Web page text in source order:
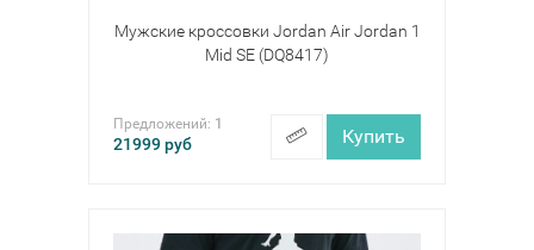
Мужские кроссовки Jordan Air Jordan 1
Mid SE (DQ8417)
Предложений: 1
21999руб Купить